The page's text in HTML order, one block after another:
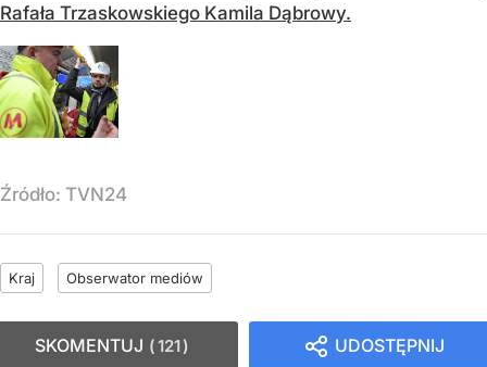
Rafała Trzaskowskiego Kamila Dąbrowy.
Źródło: TVN24
Kraj Obserwator mediów
UDOSTĘPNIJ
SKOMENTUJ 121